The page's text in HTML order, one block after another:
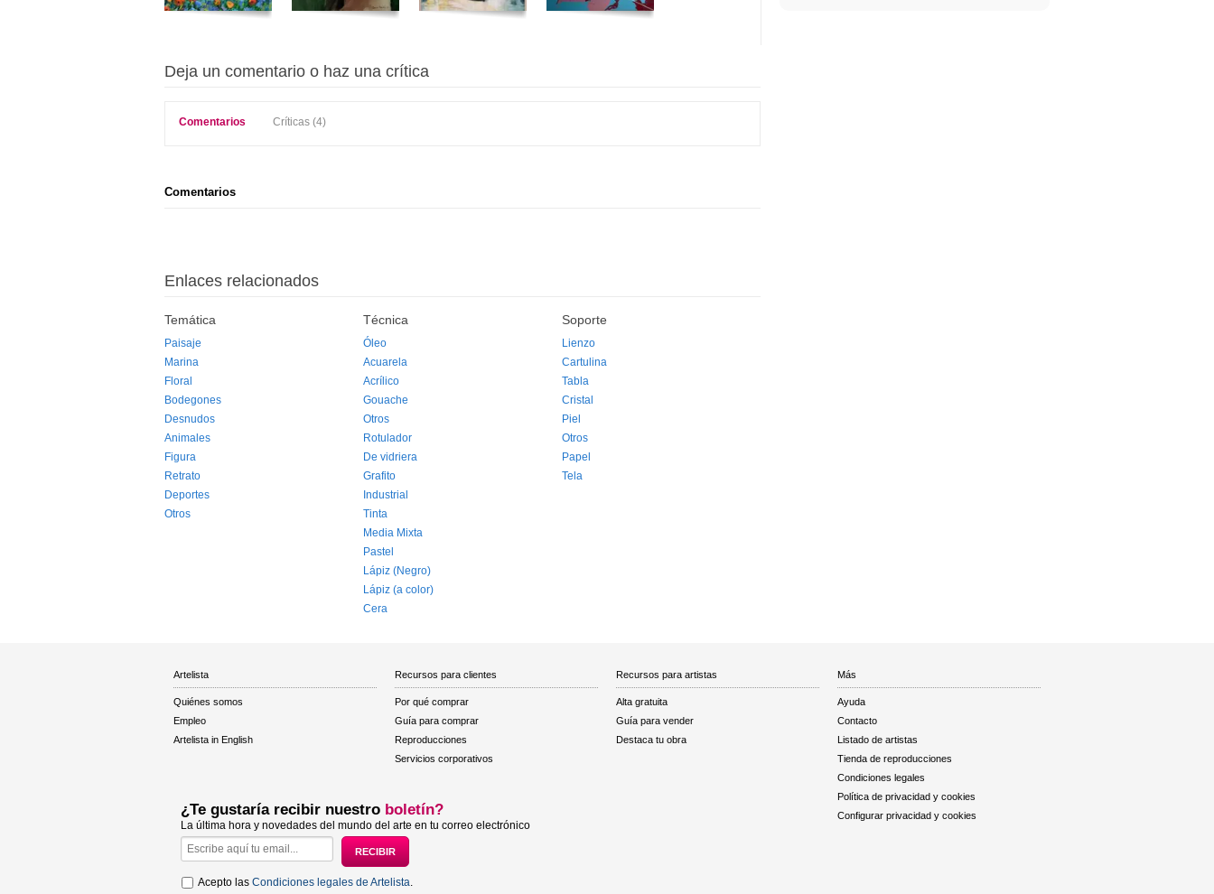
Deja un comentario o haz una crítica
Comentarios Críticas (4)
Comentarios
Enlaces relacionados
Temática
Paisaje
Marina
Floral
Bodegones
Desnudos
Animales
Figura
Retrato
Deportes
Otros
Técnica
Óleo
Acuarela
Acrílico
Gouache
Otros
Rotulador
De vidriera
Grafito
Industrial
Tinta
Media Mixta
Pastel
Lápiz (Negro)
Lápiz (a color)
Cera
Soporte
Lienzo
Cartulina
Tabla
Cristal
Piel
Otros
Papel
Tela
Artelista
Quiénes somos
Empleo
Artelista in English
Recursos para clientes
Por qué comprar
Guía para comprar
Reproducciones
Servicios corporativos
Recursos para artistas
Alta gratuita
Guía para vender
Destaca tu obra
Más
Ayuda
Contacto
Listado de artistas
Tienda de reproducciones
Condiciones legales
Política de privacidad y cookies
Configurar privacidad y cookies
¿Te gustaría recibir nuestro boletín?
La última hora y novedades del mundo del arte en tu correo electrónico
Acepto las Condiciones legales de Artelista.